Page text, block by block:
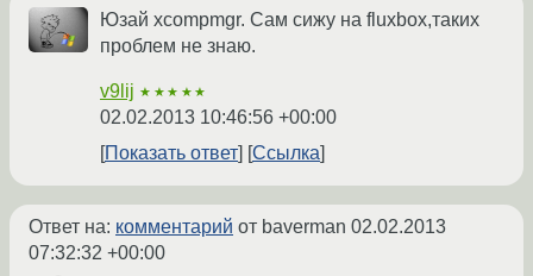
Юзай xcompmgr. Сам сижу на fluxbox,таких
проблем не знаю.
v9lij ★★★★★
02.02.2013 10:46:56 +00:00
Показать ответ
Ссылка
Ответ на: комментарий от baverman 02.02.2013
07:32:32 +00:00